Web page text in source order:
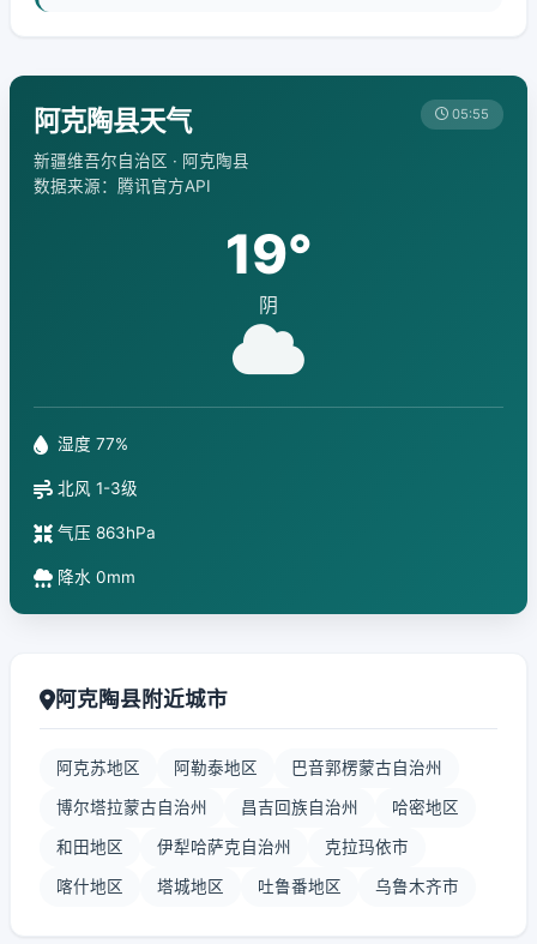
阿克陶县天气
新疆维吾尔自治区 · 阿克陶县
数据来源：腾讯官方API
05:55
19°
阴
湿度 77%
北风 1-3级
气压 863hPa
降水 0mm
阿克陶县附近城市
阿克苏地区 阿勒泰地区 巴音郭楞蒙古自治州
博尔塔拉蒙古自治州 昌吉回族自治州 哈密地区
和田地区 伊犁哈萨克自治州 克拉玛依市
喀什地区 塔城地区 吐鲁番地区 乌鲁木齐市